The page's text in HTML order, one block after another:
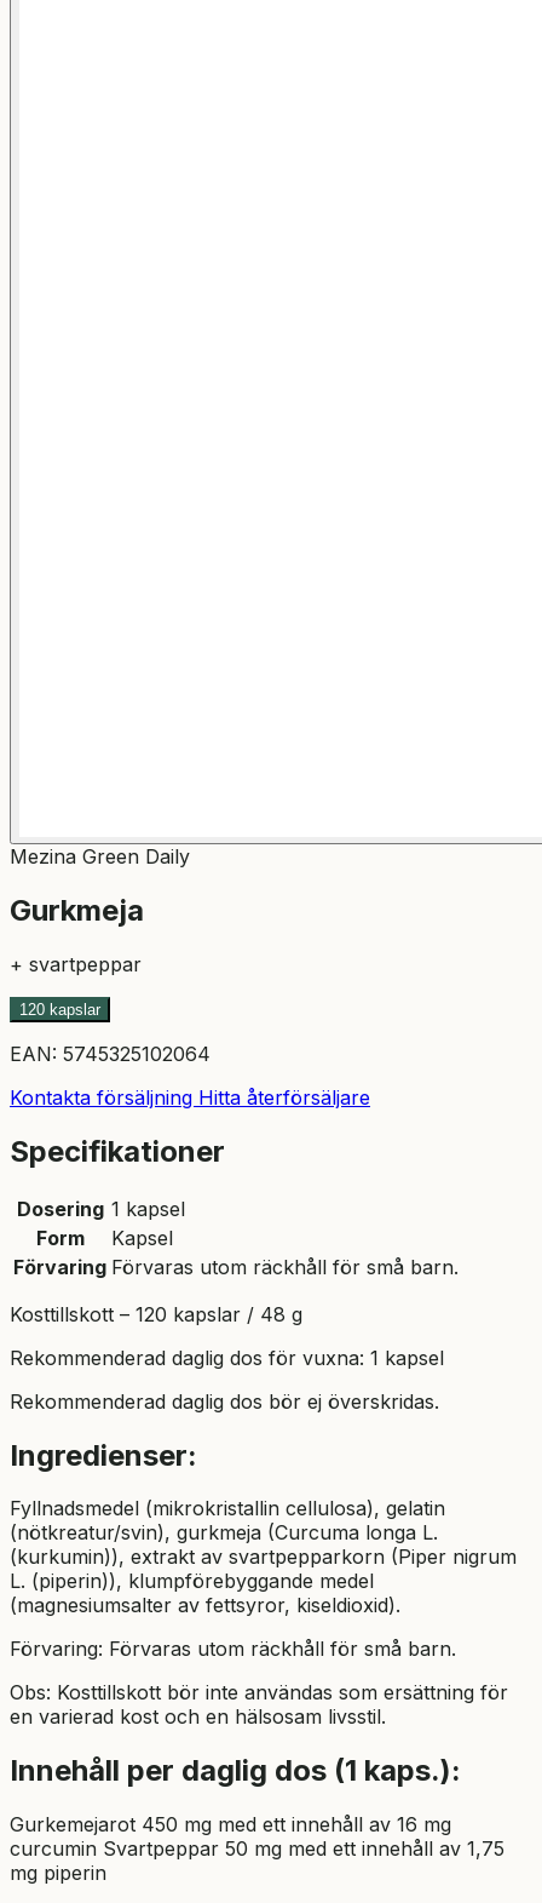
Mezina Green Daily
Gurkmeja
+ svartpeppar
120 kapslar
EAN: 5745325102064
Kontakta försäljning Hitta återförsäljare
Specifikationer
Dosering 1 kapsel
Form
Kapsel
Förvaring Förvaras utom räckhåll för små barn.
Kosttillskott – 120 kapslar / 48 g
Rekommenderad daglig dos för vuxna: 1 kapsel
Rekommenderad daglig dos bör ej överskridas.
Ingredienser:
Fyllnadsmedel (mikrokristallin cellulosa), gelatin
(nötkreatur/svin), gurkmeja (Curcuma longa L.
(kurkumin)), extrakt av svartpepparkorn (Piper nigrum
L. (piperin)), klumpförebyggande medel
(magnesiumsalter av fettsyror, kiseldioxid).
Förvaring: Förvaras utom räckhåll för små barn.
Obs: Kosttillskott bör inte användas som ersättning för
en varierad kost och en hälsosam livsstil.
Innehåll per daglig dos (1 kaps.):
Gurkemejarot 450 mg med ett innehåll av 16 mg
curcumin Svartpeppar 50 mg med ett innehåll av 1,75
mg piperin